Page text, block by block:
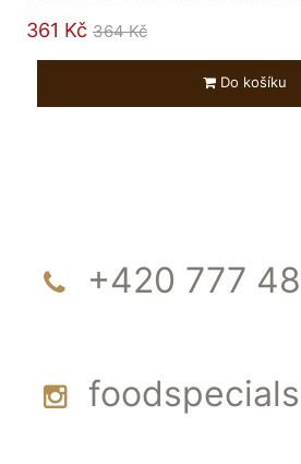
361 Kč 364 Kč
Do košíku
+420 777